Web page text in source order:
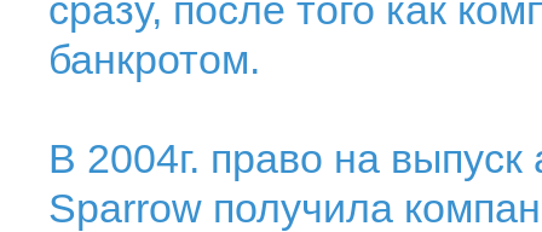
сразу, после того как
банкротом.
В 2004г. право на
Sparrow получила